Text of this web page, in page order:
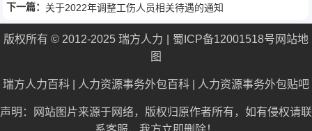
续待遇衔接有关事项的通知
下一篇： 关于2022年调整工伤人员相关待遇的通知
版权所有 © 2012-2025 瑞方人力 蜀ICP备12001518号 网站地
图
瑞方人力百科 人力资源事务外包百科 人力资源事务外包贴吧
声明：网站图片来源于网络，版权归原作者所有，如有侵权请联